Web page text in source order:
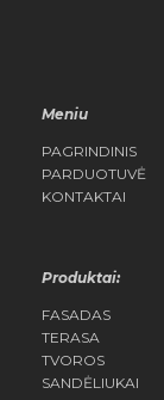
Meniu
PAGRINDINIS
PARDUOTUVĖ
KONTAKTAI
Produktai:
FASADAS
TERASA
TVOROS
SANDĖLIUKAI